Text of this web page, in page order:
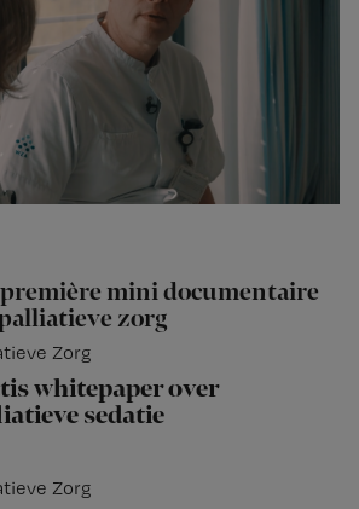
mini documentaire
zorg
Zorg
whitepaper over
sedatie
Zorg